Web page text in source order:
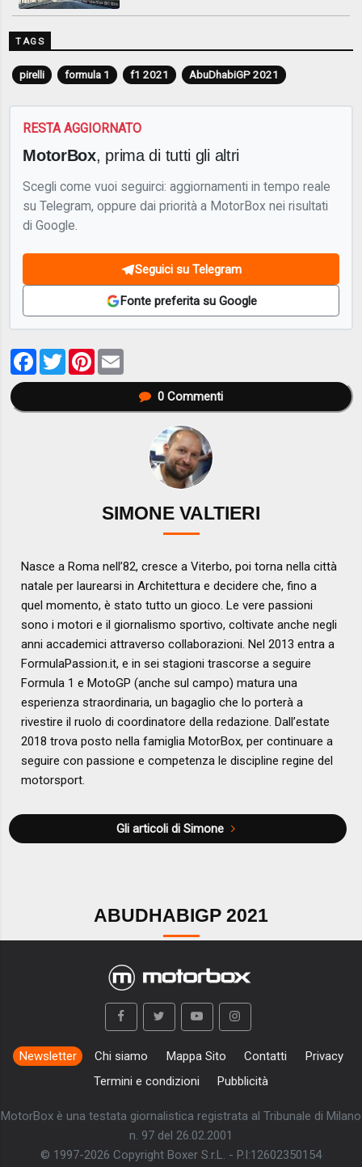
TAGS
pirelli formula 1 f1 2021 AbuDhabiGP 2021
RESTA AGGIORNATO
MotorBox, prima di tutti gli altri
Scegli come vuoi seguirci: aggiornamenti in tempo reale
su Telegram, oppure dai priorità a MotorBox nei risultati
di Google.
Seguici su Telegram
Fonte preferita su Google
Facebook
TwitterPinterest
0Commenti
SIMONE VALTIERI
Nasce a Roma nell’82, cresce a Viterbo, poi torna nella città
natale per laurearsi in Architettura e decidere che, fino a
quel momento, è stato tutto un gioco. Le vere passioni
sono i motori e il giornalismo sportivo, coltivate anche negli
anni accademici attraverso collaborazioni. Nel 2013 entra a
FormulaPassion.it, e in sei stagioni trascorse a seguire
Formula 1 e MotoGP (anche sul campo) matura una
esperienza straordinaria, un bagaglio che lo porterà a
rivestire il ruolo di coordinatore della redazione. Dall’estate
2018 trova posto nella famiglia MotorBox, per continuare a
seguire con passione e competenza le discipline regine del
motorsport.
Gli articoli di Simone
ABUDHABIGP 2021
Newsletter Chi siamo Mappa Sito Contatti
Privacy
Termini e condizioni
Pubblicità
MotorBox è una testata giornalistica registrata al Tribunale di Milano
n. 97 del 26.02.2001
© 1997-2026 Copyright Boxer S.r.L. - P.I:12602350154